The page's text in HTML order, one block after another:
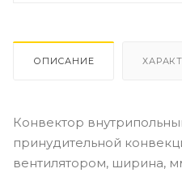
ОПИСАНИЕ
Конвектор
принудительной
вентилятором, ширина,